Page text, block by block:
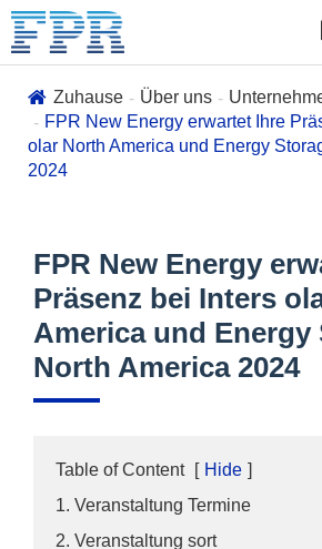
Zuhause Über uns
FPR New Energy erwartet Ihre
olar North America und Energy
2024
FPR New Energy
Präsenz bei Inters
America und Energy
North America 2024
Table of Content [ Hide ]
1. Veranstaltung Termine
2. Veranstaltung sort